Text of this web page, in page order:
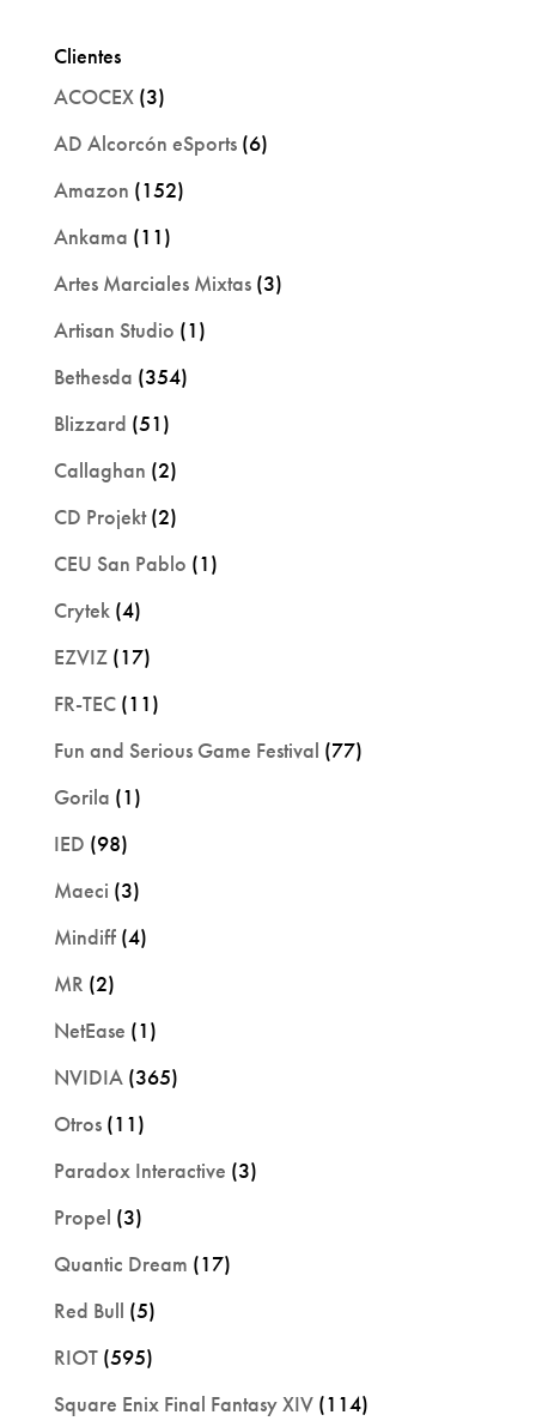
Clientes
ACOCEX(3)
AD Alcorcón eSports(6)
Amazon (152)
Ankama (11)
Artes Marciales Mixtas(3)
Artisan Studio (1)
Bethesda (354)
Blizzard (51)
Callaghan (2)
CD Projekt(2)
CEU San Pablo (1)
Crytek(4)
EZVIZ(17)
FR-TEC(11)
Fun and Serious Game Festival (77)
Gorila (1)
IED (98)
Maeci (3)
Mindiff(4)
MR (2)
NetEase (1)
NVIDIA(365)
Otros(11)
Paradox Interactive (3)
Propel (3)
Quantic Dream (17)
Red Bull (5)
RIOT(595)
Square Enix Final Fantasy XIV(114)